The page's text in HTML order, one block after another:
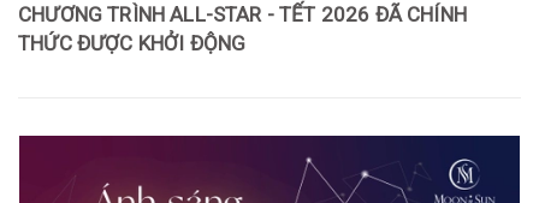
CHƯƠNG TRÌNH ALL-STAR - TẾT 2026 ĐÃ CHÍNH
THỨC ĐƯỢC KHỞI ĐỘNG